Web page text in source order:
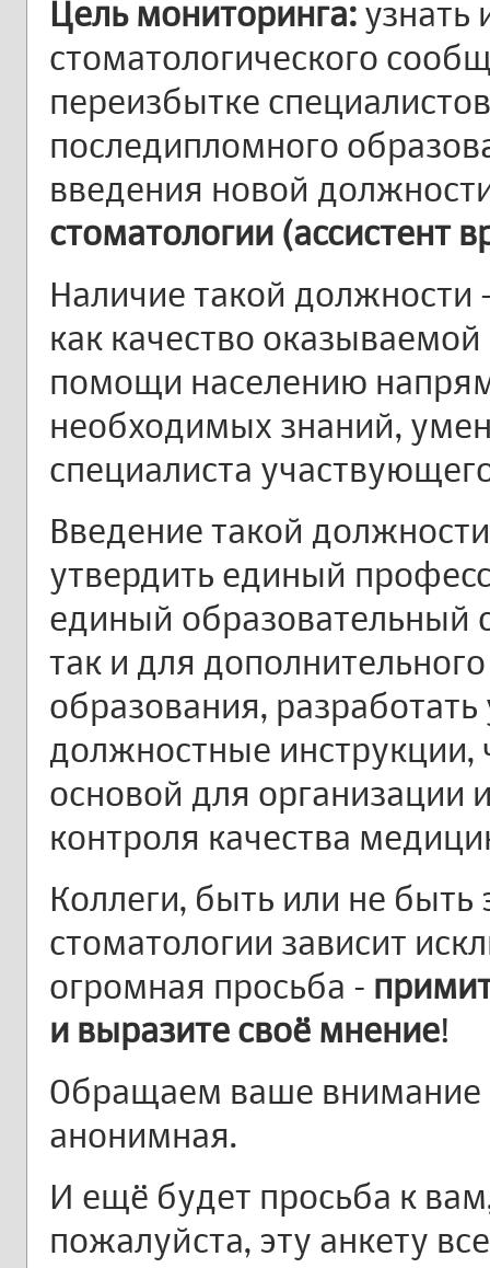
Цель мониторинга: узнать
стоматологического
переизбытке
последипломного
введения новой
стоматологии (ассистент
Наличие такой должности
как качество
помощи населению
необходимых знаний,
специалиста
Введение такой
утвердить единый
единый образовательный
так и для
образования,
должностные инструкции,
основой для организации
контроля качества
Коллеги, быть или не
стоматологии зависит
огромная просьба -
и выразите своё мнение!
Обращаем ваше внимание
анонимная.
И ещё будет просьба к
пожалуйста, эту анкету